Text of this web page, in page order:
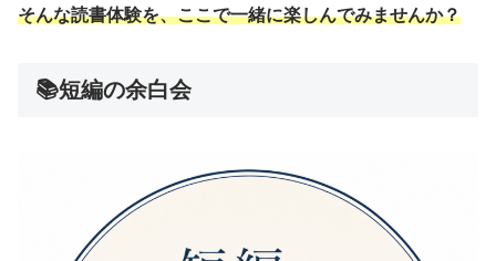
そんな読書体験を、ここで一緒に楽しんでみませんか？
📚短編の余白会